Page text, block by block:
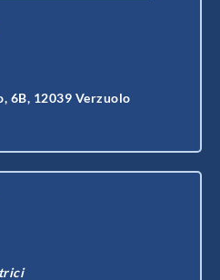
6B, 12039 Verzuolo